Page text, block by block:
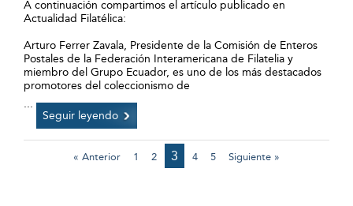
A continuación compartimos el artículo publicado en
Actualidad Filatélica:
Arturo Ferrer Zavala, Presidente de la Comisión de Enteros
Postales de la Federación Interamericana de Filatelia y
miembro del Grupo Ecuador, es uno de los más destacados
promotores del coleccionismo de
...
Seguir leyendo
« Anterior 1 2 3 4 5 Siguiente »